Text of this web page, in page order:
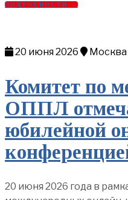
ПОДРОБНОСТИ →
20 июня 2026 Москва
Комитет по
ОППЛ
юбилейной
20 июня 2026 года в